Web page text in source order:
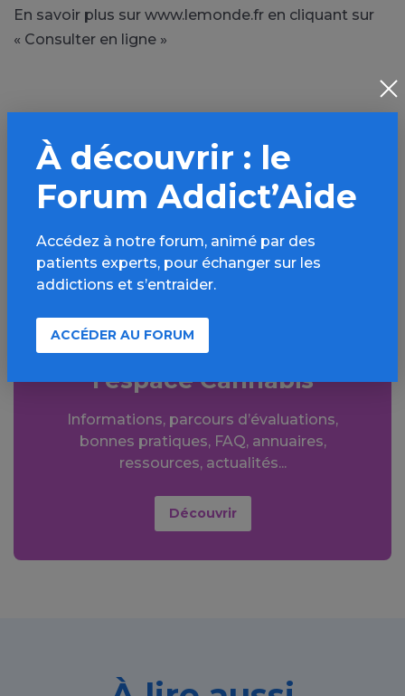
En savoir plus sur www.lemonde.fr en cliquant sur
« Consulter en ligne »
PARTAGER
Facebook X
LinkedIn Mail
Aller plus loin sur
l’espace Cannabis
Informations, parcours d’évaluations,
bonnes pratiques, FAQ, annuaires,
ressources, actualités...
Découvrir
À découvrir : le
Forum Addict’Aide
Accédez à notre forum, animé par des
patients experts, pour échanger sur les
addictions et s’entraider.
ACCÉDER AU FORUM